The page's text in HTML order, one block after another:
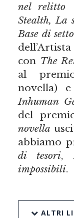
nel relitto
Stealth, La
Base di
con The
al
novella)
Inhuman
del
novella
abbiamo
di tesori,
impossibili.
ALTRI